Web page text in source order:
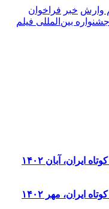
وارش خبر فراخوان
بین‌المللی فیلم
آبان ۱۴۰۲
ایران، مهر ۱۴۰۲